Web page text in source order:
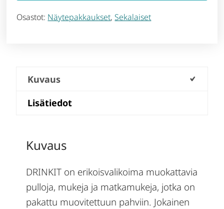
Osastot: Näytepakkaukset,Sekalaiset
Kuvaus
Lisätiedot
Kuvaus
DRINKIT on erikoisvalikoima muokattavia
pulloja, mukeja ja matkamukeja, jotka on
pakattu muovitettuun pahviin. Jokainen